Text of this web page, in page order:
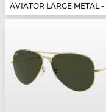
AVIATOR LARGE METAL -